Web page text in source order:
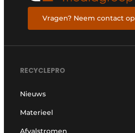
Vragen? Neem contact op
RECYCLEPRO
Nieuws
Materieel
Afvalstromen